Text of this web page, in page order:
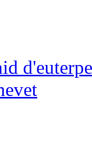
d'euterpe